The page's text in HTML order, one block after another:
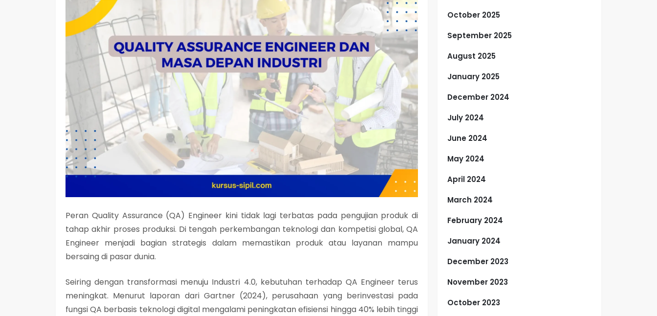
Peran Quality Assurance (QA) Engineer kini tidak lagi terbatas pada pengujian produk di
tahap akhir proses produksi. Di tengah perkembangan teknologi dan kompetisi global, QA
Engineer menjadi bagian strategis dalam memastikan produk atau layanan mampu
bersaing di pasar dunia.
Seiring dengan transformasi menuju Industri 4.0, kebutuhan terhadap QA Engineer terus
meningkat. Menurut laporan dari Gartner (2024), perusahaan yang berinvestasi pada
fungsi QA berbasis teknologi digital mengalami peningkatan efisiensi hingga 40% lebih tinggi
October 2025
September 2025
August 2025
January 2025
December 2024
July 2024
June 2024
May 2024
April 2024
March 2024
February 2024
January 2024
December 2023
November 2023
October 2023